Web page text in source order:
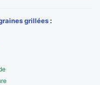
grillées :